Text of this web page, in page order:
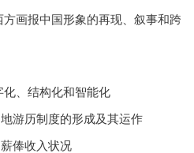
画报中国形象的再现、叙事和跨
、结构化和智能化
游历制度的形成及其运作
俸收入状况